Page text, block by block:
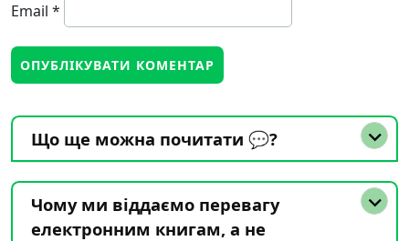
Email *
Що ще можна почитати 💬?
Чому ми віддаємо перевагу
електронним книгам, а не